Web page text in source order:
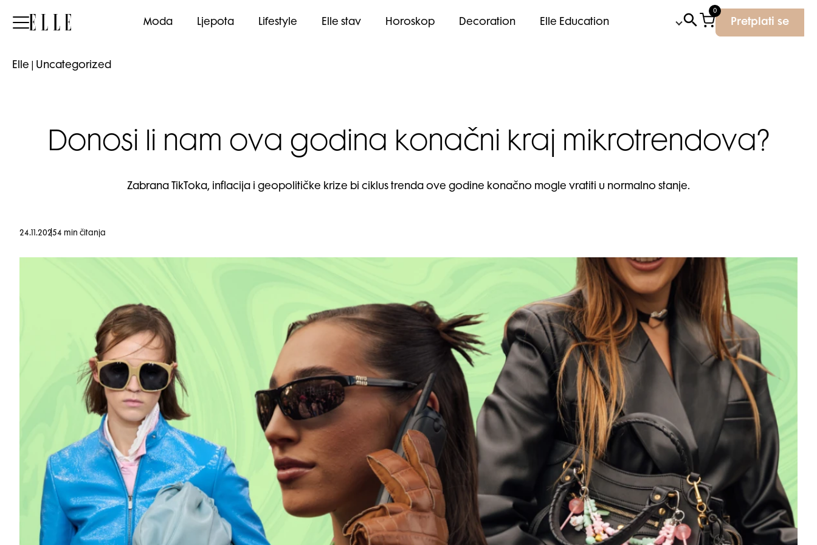
Elle Moda Ljepota Lifestyle Elle stav Horoskop Decoration Elle Education
0
Pretplati se
Elle Uncategorized
Donosi li nam ova godina konačni kraj mikrotrendova?
Zabrana TikToka, inflacija i geopolitičke krize bi ciklus trenda ove godine konačno mogle vratiti u normalno stanje.
24.11.20254 min čitanja